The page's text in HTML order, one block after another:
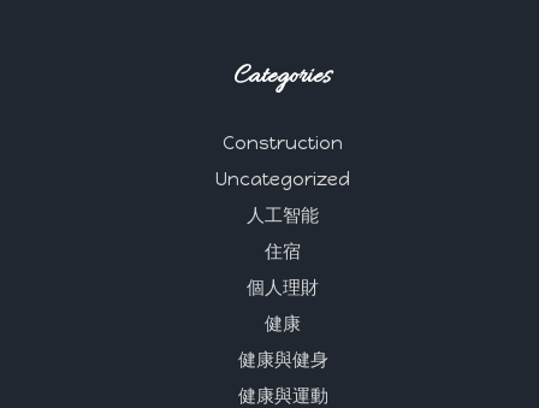
Categories
Construction
Uncategorized
人工智能
住宿
個人理財
健康
健康與健身
健康與運動